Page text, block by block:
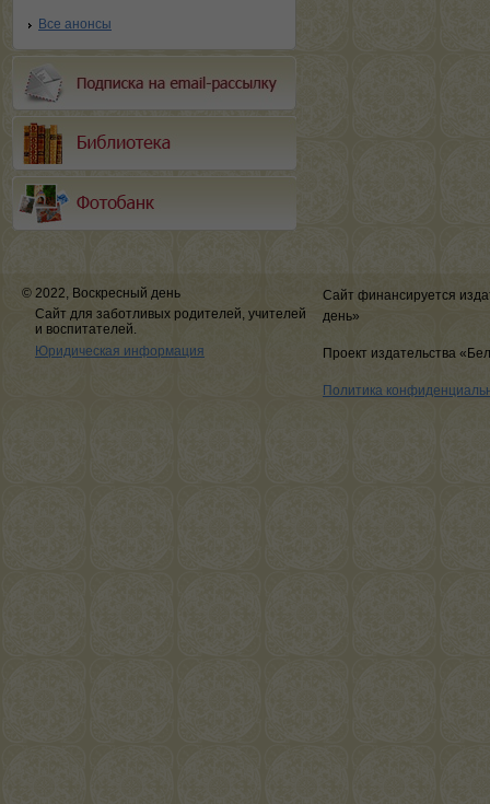
Все анонсы
© 2022, Воскресный день
Сайт для заботливых родителей, учителей
и воспитателей.
Юридическая информация
Сайт финансируется
день»
Проект издательства
Политика